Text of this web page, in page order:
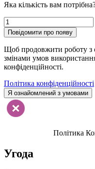
Яка кількість вам
Повідомити про появу
Щоб продовжити роботу з
змінами умов
конфіденційності.
Політика конфіденційності
Я ознайомлений з умовами
Політика
Угода